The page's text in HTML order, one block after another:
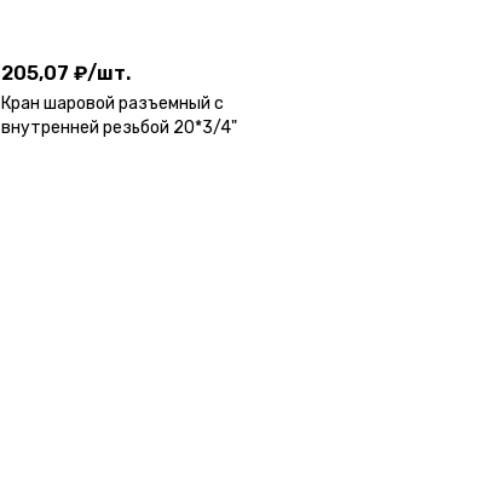
205,07 ₽/шт.
Кран шаровой разъемный с
внутренней резьбой 20*3/4"